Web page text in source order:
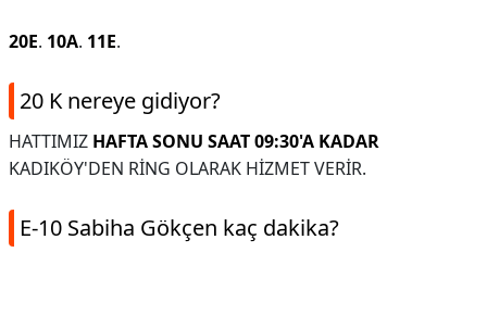
20E. 10A. 11E.
20 K nereye gidiyor?
HATTIMIZ HAFTA SONU SAAT 09:30'A KADAR
KADIKÖY'DEN RİNG OLARAK HİZMET VERİR.
E-10 Sabiha Gökçen kaç dakika?